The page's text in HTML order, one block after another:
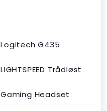
Logitech G435
LIGHTSPEED Trådløst
Gaming Headset